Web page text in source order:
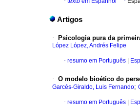
Artigos
· Psicologia pura da
López López, Andrés Felipe
· resumo em Português
· O modelo bioético do
Garcés-Giraldo, Luis Fernando;
· resumo em Português